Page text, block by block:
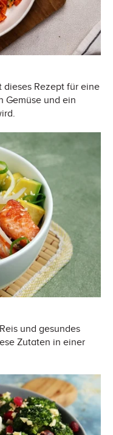
dieses Rezept für eine
Gemüse und ein
und gesundes
Zutaten in einer